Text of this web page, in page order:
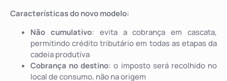
Características do novo modelo:
Não cumulativo: evita a cobrança em cascata,
permitindo crédito tributário em todas as etapas da
cadeia produtiva
Cobrança no destino: o imposto será recolhido no
local de consumo, não na origem